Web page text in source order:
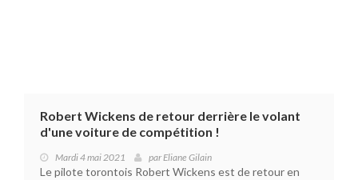
Robert Wickens de retour derrière le volant
d'une voiture de compétition !
Mardi 4 mai 2021 parEliane Gilain
Le pilote torontois Robert Wickens est de retour en